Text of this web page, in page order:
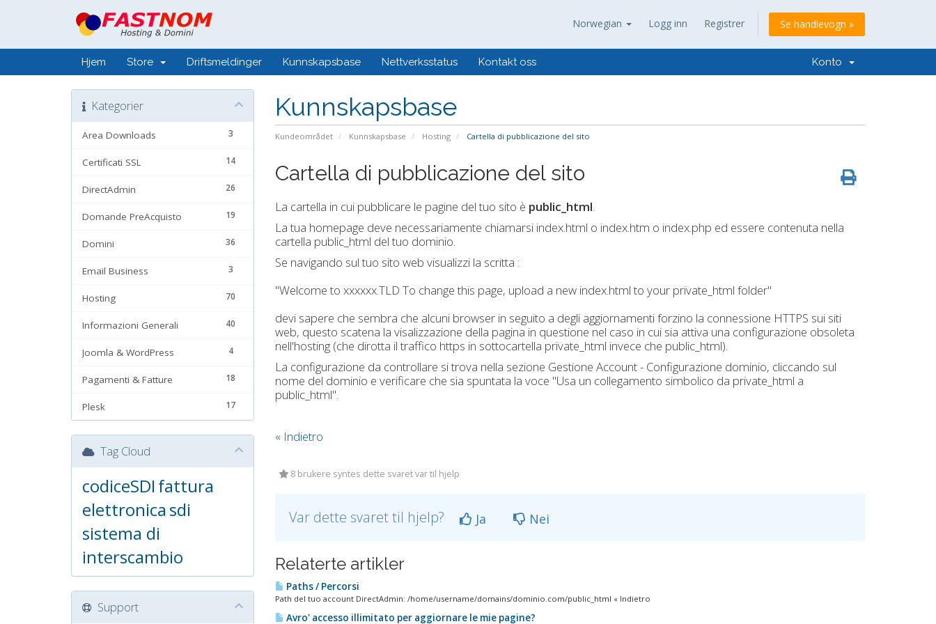
Norwegian Logg inn Registrer Se handlevogn »
Hjem Store Driftsmeldinger Kunnskapsbase Nettverksstatus Kontakt oss Konto
Kunnskapsbase
Kundeområdet Kunnskapsbase Hosting Cartella di pubblicazione del sito
Kategorier
3
Area Downloads
14
Certificati SSL
26
DirectAdmin
19
Domande PreAcquisto
36
Domini
3
Email Business
70
Hosting
40
Informazioni Generali
4
Joomla & WordPress
18
Pagamenti & Fatture
17
Plesk
Cartella di pubblicazione del sito
La cartella in cui pubblicare le pagine del tuo sito è public_html.
La tua homepage deve necessariamente chiamarsi index.html o index.htm o index.php ed essere contenuta nella
cartella public_html del tuo dominio.
Se navigando sul tuo sito web visualizzi la scritta :
"Welcome to xxxxxx.TLD To change this page, upload a new index.html to your private_html folder"
devi sapere che sembra che alcuni browser in seguito a degli aggiornamenti forzino la connessione HTTPS sui siti
web, questo scatena la visalizzazione della pagina in questione nel caso in cui sia attiva una configurazione obsoleta
nell'hosting (che dirotta il traffico https in sottocartella private_html invece che public_html).
La configurazione da controllare si trova nella sezione Gestione Account - Configurazione dominio, cliccando sul
nome del dominio e verificare che sia spuntata la voce "Usa un collegamento simbolico da private_html a
public_html".
« Indietro
8 brukere syntes dette svaret var til hjelp
Var dette svaret til hjelp? Ja Nei
Relaterte artikler
Paths / Percorsi
Path del tuo account DirectAdmin: /home/username/domains/dominio.com/public_html « Indietro
Avro' accesso illimitato per aggiornare le mie pagine?
Tag Cloud
codiceSDI fattura
elettronica sdi
sistema di
interscambio
Support